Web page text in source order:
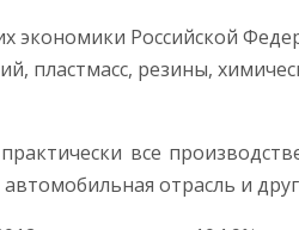
экономики Российской
пластмасс, резины,
все
отрасль и